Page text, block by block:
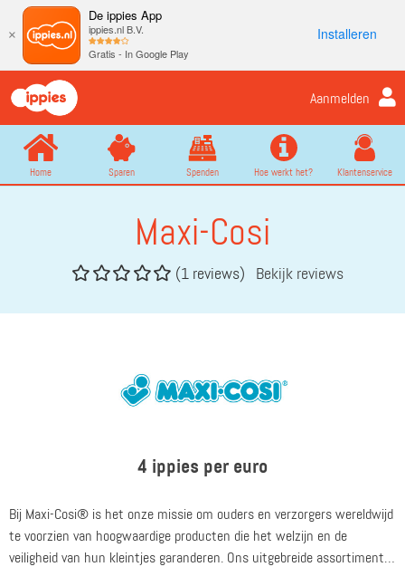
×
De ippies App
ippies.nl B.V.
Gratis - In Google Play
Installeren
Aanmelden
Home Sparen Spenden Hoe werkt het? Klantenservice
Maxi-Cosi
(1 reviews) Bekijk reviews
4 ippies per euro
Bij Maxi-Cosi® is het onze missie om ouders en verzorgers wereldwijd
te voorzien van hoogwaardige producten die het welzijn en de
veiligheid van hun kleintjes garanderen. Ons uitgebreide assortiment